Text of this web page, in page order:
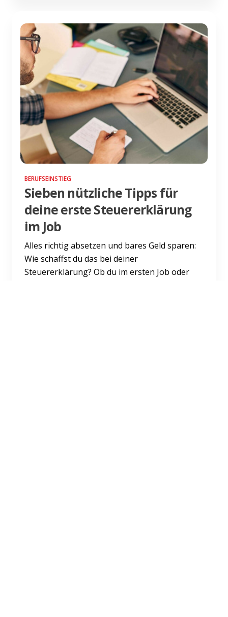
BERUFSEINSTIEG
Sieben nützliche Tipps für
deine erste Steuererklärung
im Job
Alles richtig absetzen und bares Geld sparen:
Wie schaffst du das bei deiner
Steuererklärung? Ob du im ersten Job oder